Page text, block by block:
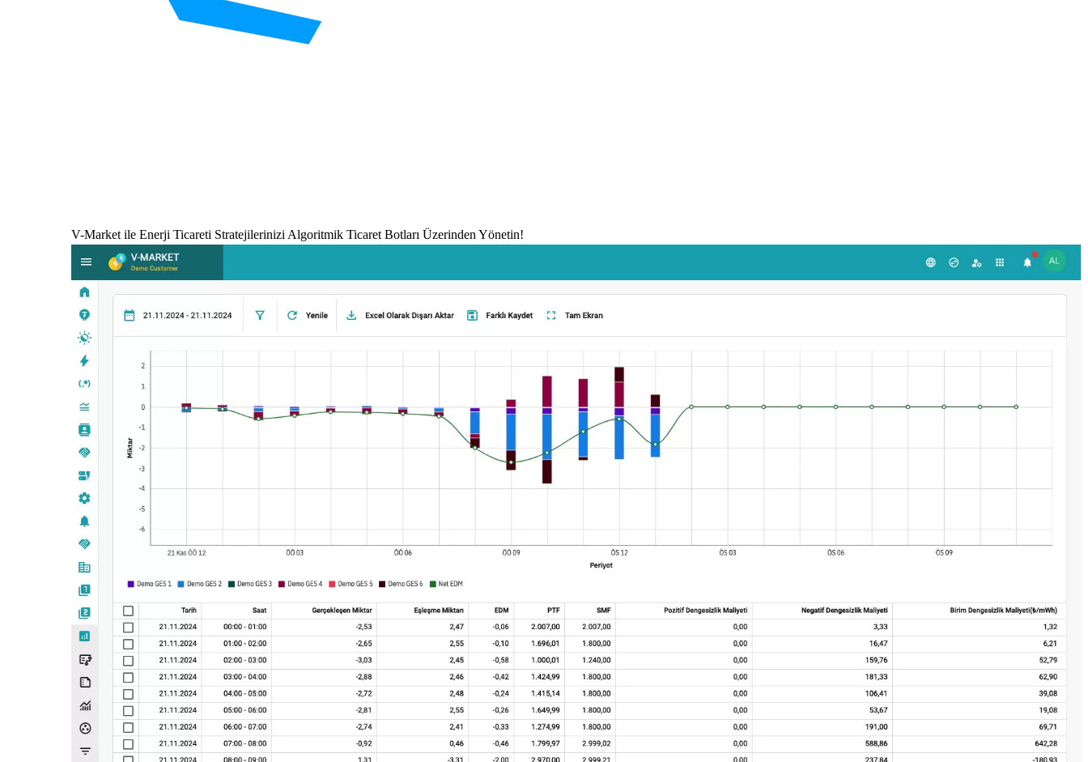
V-Market ile Enerji Ticareti Stratejilerinizi Algoritmik Ticaret Botları Üzerinden Yönetin!